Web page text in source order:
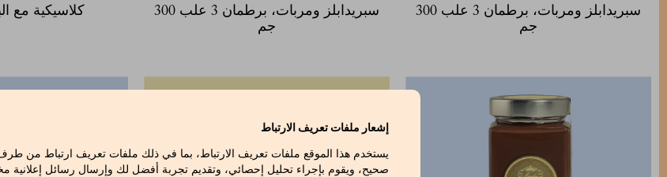
إشعار ملفات تعريف الارتباط
يستخدم هذا الموقع ملفات تعريف الارتباط، بما في ذلك ملفات تعريف ارتباط من
صحيح، ويقوم بإجراء تحليل إحصائي، وتقديم تجربة أفضل لك وإرسال رسائل إعلانية
سبريدابلز ومربات، برطمان 3 علب 300
جم
سبريدابلز ومربات، برطمان 3 علب 300
جم
كلاسيكية مع